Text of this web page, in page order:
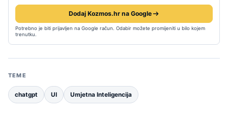
Dodaj Kozmos.hr na Google
Potrebno je biti prijavljen na Google račun. Odabir možete promijeniti u bilo kojem
trenutku.
TEME
chatgpt UI Umjetna Inteligencija